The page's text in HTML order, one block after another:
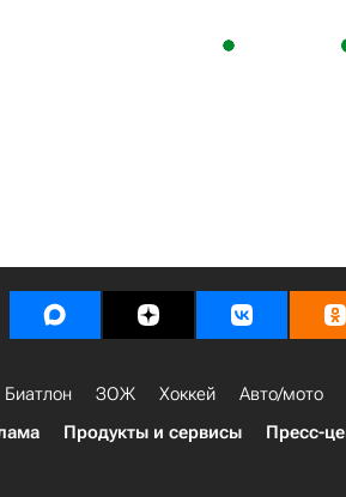
Биатлон ЗОЖ Хоккей Авто/мото
Продукты и сервисы Пресс-